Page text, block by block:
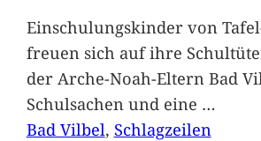
Einschulungskinder von
freuen sich auf ihre
der Arche-Noah-Eltern Bad
Schulsachen und eine …
Bad Vilbel, Schlagzeilen